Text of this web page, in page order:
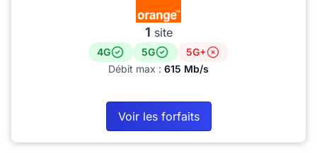
1 site
4G 5G
5G+
Débit max : 615 Mb/s
Voir les forfaits